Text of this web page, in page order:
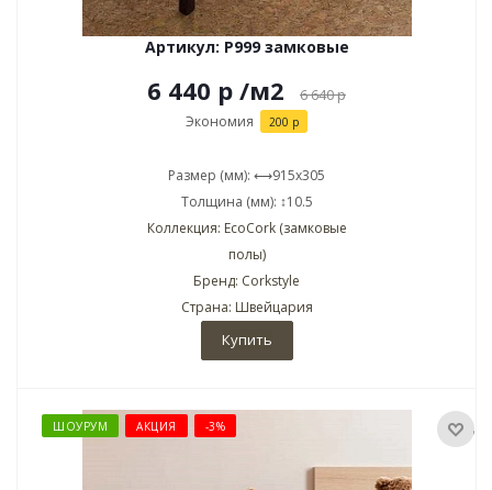
Артикул: P999 замковые
6 440 р /м2 6 640р
Экономия 200 р
Размер (мм): ⟷915x305
Толщина (мм): ↕10.5
Коллекция: EcoCork (замковые
полы)
Бренд: Corkstyle
Страна: Швейцария
Купить
ШОУРУМ АКЦИЯ -3%